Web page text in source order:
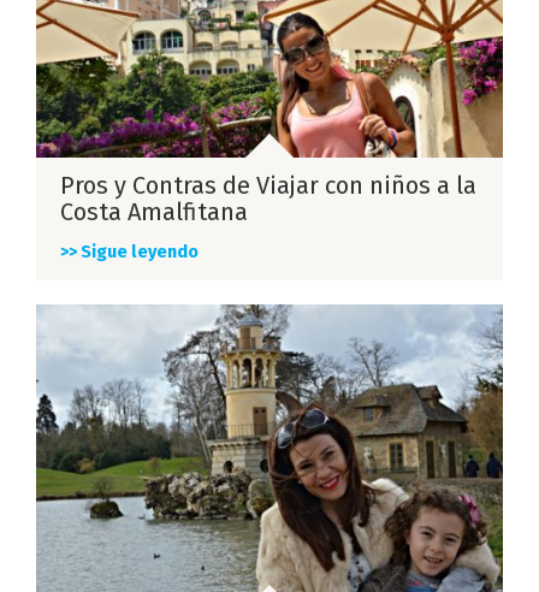
Pros y Contras de Viajar con niños a la
Costa Amalfitana
>> Sigue leyendo